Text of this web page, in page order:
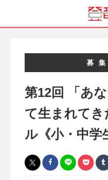
募
第12回 「あ
て生まれて
ル《小・中学